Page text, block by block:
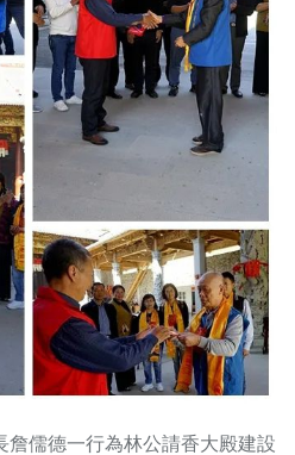
詹儒德一行為林公請香大殿建設